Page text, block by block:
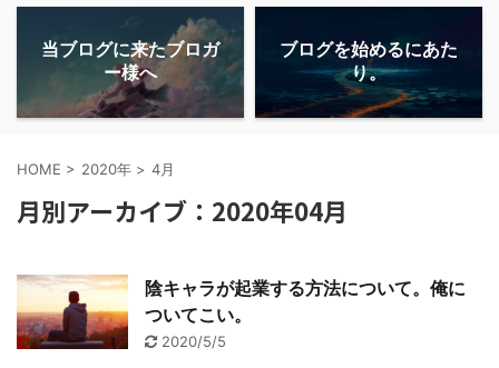
当ブログに来たブロガ
ー様へ
ブログを始めるにあた
り。
HOME > 2020年 > 4月
月別アーカイブ：2020年04月
陰キャラが起業する方法について。俺に
ついてこい。
2020/5/5